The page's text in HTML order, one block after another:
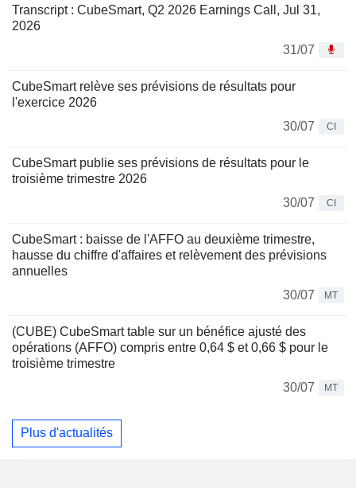
Transcript : CubeSmart, Q2 2026 Earnings Call, Jul 31,
2026
31/07
CubeSmart relève ses prévisions de résultats pour
l'exercice 2026
30/07
CI
CubeSmart publie ses prévisions de résultats pour le
troisième trimestre 2026
30/07
CI
CubeSmart : baisse de l'AFFO au deuxième trimestre,
hausse du chiffre d'affaires et relèvement des prévisions
annuelles
30/07
MT
(CUBE) CubeSmart table sur un bénéfice ajusté des
opérations (AFFO) compris entre 0,64 $ et 0,66 $ pour le
troisième trimestre
30/07
MT
Plus d'actualités